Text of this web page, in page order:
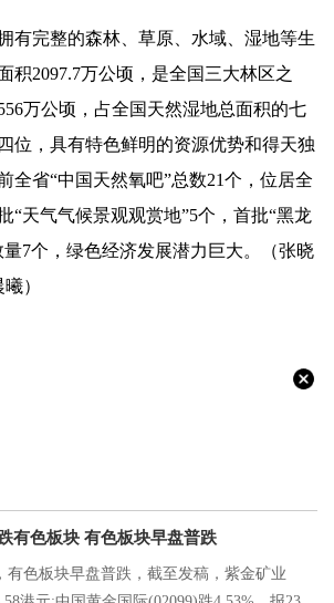
有完整的森林、草原、水域、湿地等生
积2097.7万公顷，是全国三大林区之
万公顷，占全国天然湿地总面积的七
位，具有特色鲜明的资源优势和得天独
全省“中国天然氧吧”总数21个，位居全
“天气气候景观观赏地”5个，首批“黑龙
7个，绿色经济发展潜力巨大。（张晓
）
有色板块 有色板块早盘普跌
有色板块早盘普跌，截至发稿，紫金矿业